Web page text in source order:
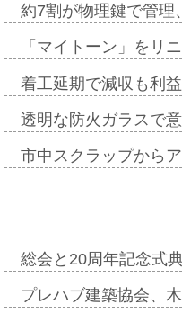
約7割が物理鍵で管
「マイトーン」をリ
着工延期で減収も利
透明な防火ガラスで
市中スクラップから
総会と20周年記念式
プレハブ建築協会、